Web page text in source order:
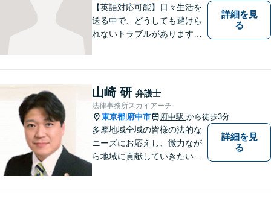
【英語対応可能】日々生活を
送る中で、どうしても避けら
れないトラブルがあります。
かどうかを一緒に考えていき
ます。 まずはお気軽にご相談
ください。
詳細を見
る
山崎 研 弁護士
法律事務所スカイアーチ
東京都 府中市 府中駅 から徒歩3分
多摩地域全域の皆様の法的な
ニーズにお応えし、微力なが
ら地域に貢献していきたいと
詳細を見
る